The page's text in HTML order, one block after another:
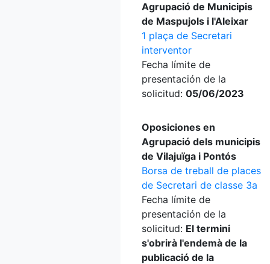
Agrupació de Municipis
de Maspujols i l'Aleixar
1 plaça de Secretari
interventor
Fecha límite de
presentación de la
solicitud: 05/06/2023
Oposiciones en
Agrupació dels municipis
de Vilajuïga i Pontós
Borsa de treball de places
de Secretari de classe 3a
Fecha límite de
presentación de la
solicitud: El termini
s'obrirà l'endemà de la
publicació de la